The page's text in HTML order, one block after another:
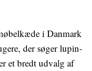
i Danmark
der søger lupin-
et bredt udvalg af